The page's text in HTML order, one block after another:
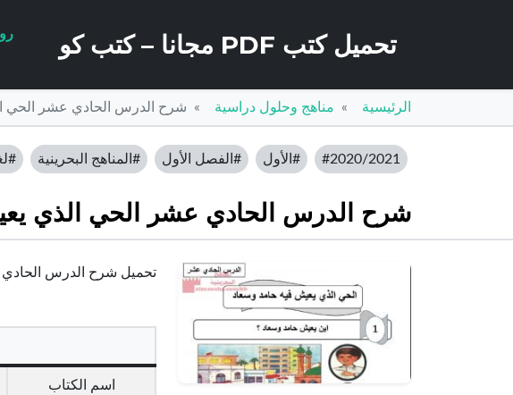
تحميل كتب PDF مجانا – كتب كو
الرئيسية مناهج وحلول دراسية شرح الدرس الحادي عشر الحي
#2020/2021 #الأول #الفصل الأول #المناهج البحرينية
شرح الدرس الحادي عشر الحي الذي
تحميل شرح الدرس الحادي
اسم الكتاب